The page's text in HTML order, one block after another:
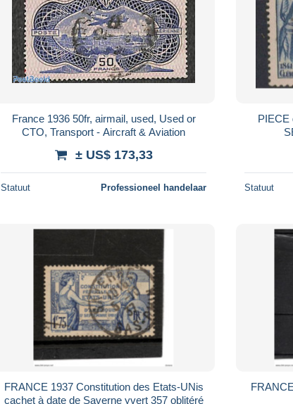
France 1936 50fr, airmail, used, Used or
CTO, Transport - Aircraft & Aviation
± US$ 173,33
Statuut Professioneel handelaar
PIECE
Statuut
FRANCE 1937 Constitution des Etats-UNis
cachet à date de Saverne yvert 357 oblitéré